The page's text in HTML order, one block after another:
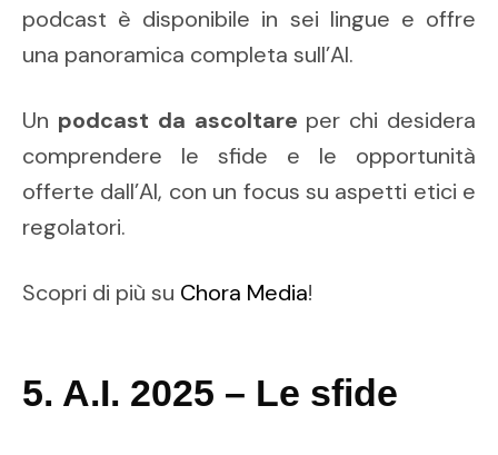
podcast è disponibile in sei lingue e offre
una panoramica completa sull’AI.
Un podcast da ascoltare per chi desidera
comprendere le sfide e le opportunità
offerte dall’AI, con un focus su aspetti etici e
regolatori.
Scopri di più su Chora Media!
5. A.I. 2025 – Le sfide